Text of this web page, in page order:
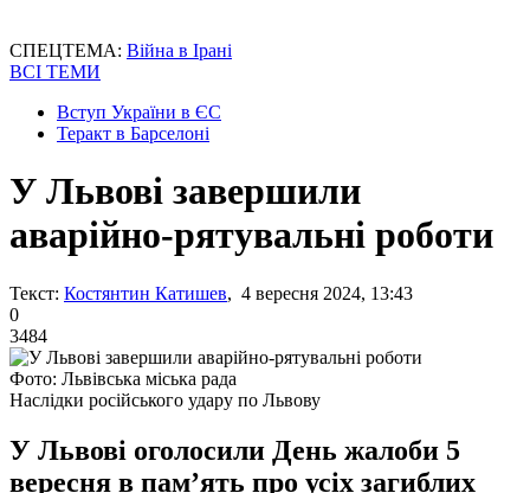
СПЕЦТЕМА: Війна в Ірані
ВСІ ТЕМИ
Вступ України в ЄС
Теракт в Барселоні
У Львові завершили
аварійно-рятувальні роботи
Текст: Костянтин Катишев, 4 вересня 2024, 13:43
0
3484
Фото: Львівська міська рада
Наслідки російського удару по Львову
У Львові оголосили День жалоби 5
вересня в пам’ять про усіх загиблих